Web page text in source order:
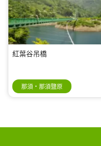
紅葉谷吊橋
那須・那須鹽原